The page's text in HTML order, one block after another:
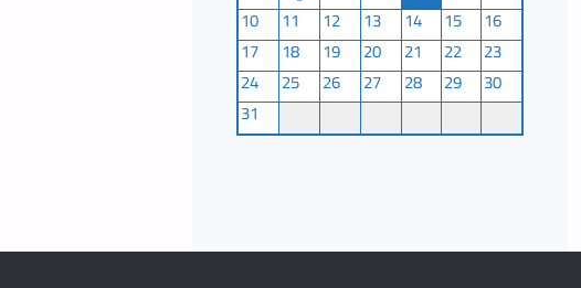
10
11 12 13 14 15
16
17
18 19 20 21 22
23
24
25 26 27 28 29
30
31